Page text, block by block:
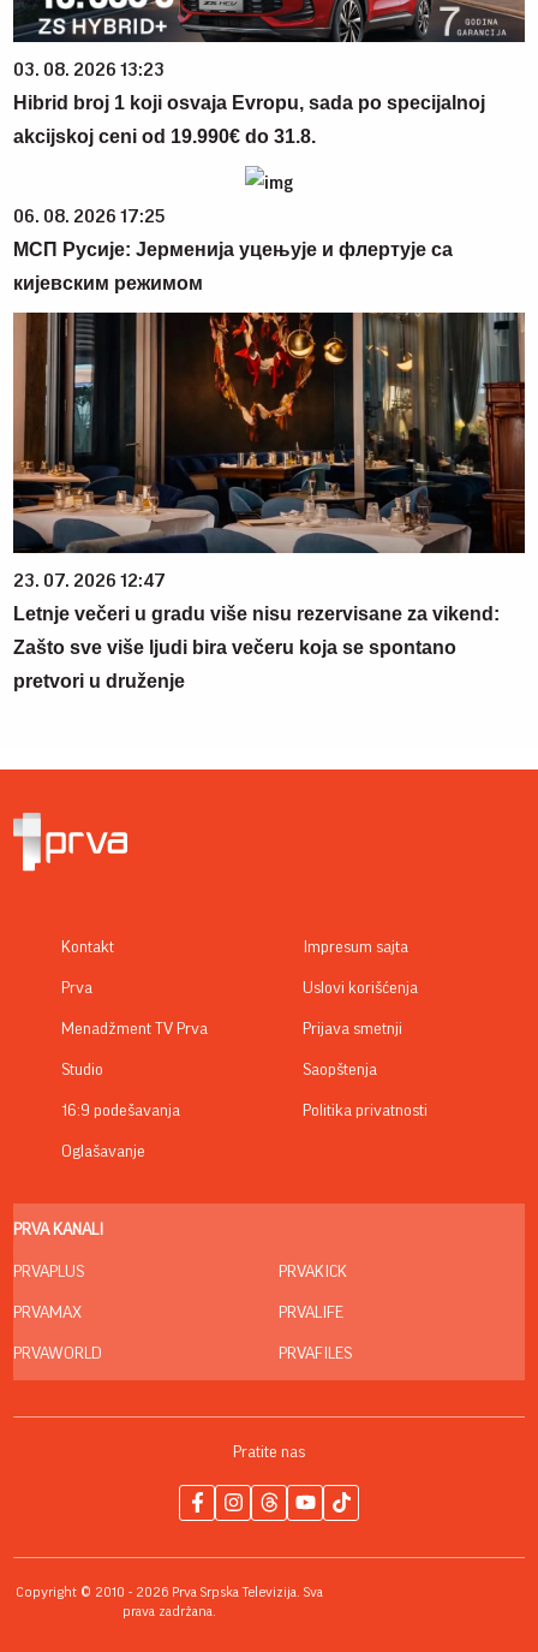
03. 08. 2026 13:23
Hibrid broj 1 koji osvaja Evropu, sada po specijalnoj
akcijskoj ceni od 19.990€ do 31.8.
06. 08. 2026 17:25
МСП Русије: Јерменија уцењује и флертује са
кијевским режимом
23. 07. 2026 12:47
Letnje večeri u gradu više nisu rezervisane za vikend:
Zašto sve više ljudi bira večeru koja se spontano
pretvori u druženje
Kontakt
Prva
Menadžment TV Prva
Studio
16:9 podešavanja
Oglašavanje
Impresum sajta
Uslovi korišćenja
Prijava smetnji
Saopštenja
Politika privatnosti
PRVA KANALI
PRVAPLUS
PRVAMAX
PRVAWORLD
PRVAKICK
PRVALIFE
PRVAFILES
Pratite nas
Copyright © 2010 - 2026 Prva Srpska Televizija. Sva
prava zadržana.